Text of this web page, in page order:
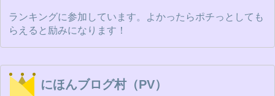
ランキングに参加しています。よかったらポチっとしても
らえると励みになります！
にほんブログ村（PV）